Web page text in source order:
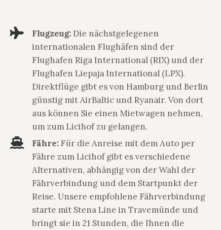
Flugzeug: Die nächstgelegenen
internationalen Flughäfen sind der
Flughafen Riga International (RIX) und der
Flughafen Liepaja International (LPX).
Direktflüge gibt es von Hamburg und Berlin
günstig mit AirBaltic und Ryanair. Von dort
aus können Sie einen Mietwagen nehmen,
um zum Licihof zu gelangen.
Fähre: Für die Anreise mit dem Auto per
Fähre zum Licihof gibt es verschiedene
Alternativen, abhängig von der Wahl der
Fährverbindung und dem Startpunkt der
Reise. Unsere empfohlene Fährverbindung
starte mit Stena Line in Travemünde und
bringt sie in 21 Stunden, die Ihnen die